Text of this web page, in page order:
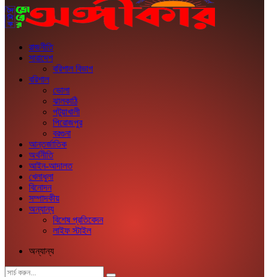
রাজনীতি
সারাদেশ
বরিশাল বিভাগ
বরিশাল
ভোলা
ঝালকাঠি
পটুয়াখালী
পিরোজপুর
বরগুনা
আন্তর্জাতিক
অর্থনীতি
আইন-আদালত
খেলাধুলা
বিনোদন
সম্পাদকীয়
অন্যান্য
বিশেষ প্রতিবেদন
লাইফ স্টাইল
অন্যান্য